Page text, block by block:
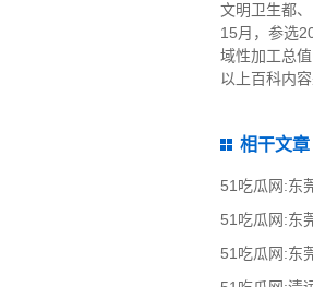
文明卫生都
15月，参选
域性加工总
以上百科内
相干文章